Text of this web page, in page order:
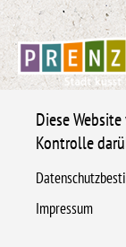
Diese
Kontrolle
Impressum